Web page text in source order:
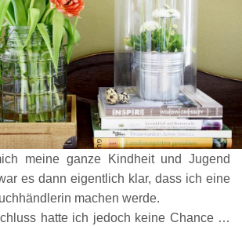
meine ganze Kindheit und Jugend
es dann eigentlich klar, dass ich eine
machen werde.
hatte ich jedoch keine Chance …